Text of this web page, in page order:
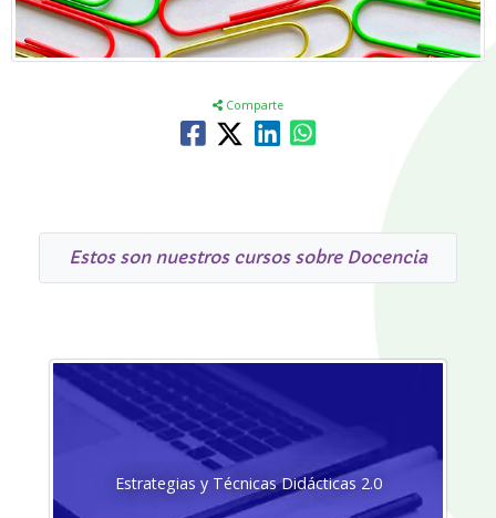
Comparte
Estos son nuestros cursos sobre Docencia
Estrategias y Técnicas Didácticas 2.0